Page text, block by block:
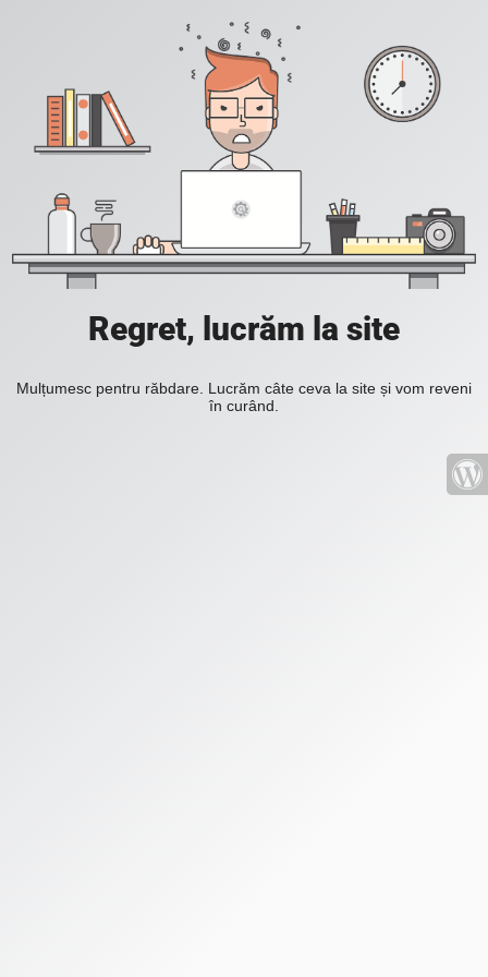
Regret, lucrăm la site
Mulțumesc pentru răbdare. Lucrăm câte ceva la site și vom reveni
în curând.